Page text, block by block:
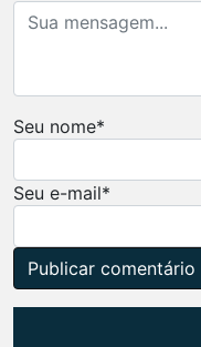
Seu nome*
Seu e-mail*